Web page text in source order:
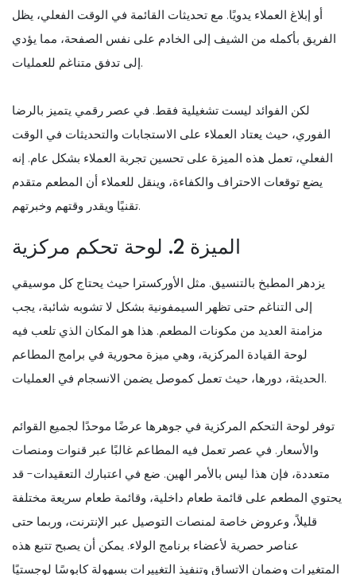
أو إبلاغ العملاء يدويًا. مع تحديثات القائمة في الوقت الفعلي، يظل
الفريق بأكمله من الشيف إلى الخادم على نفس الصفحة، مما يؤدي
إلى تدفق متناغم للعمليات.
لكن الفوائد ليست تشغيلية فقط. في عصر رقمي يتميز بالرضا
الفوري، حيث يعتاد العملاء على الاستجابات والتحديثات في الوقت
الفعلي، تعمل هذه الميزة على تحسين تجربة العملاء بشكل عام. إنه
يضع توقعات الاحتراف والكفاءة، وينقل للعملاء أن المطعم متقدم
تقنيًا ويقدر وقتهم وخبرتهم.
الميزة 2. لوحة تحكم مركزية
يزدهر المطبخ بالتنسيق. مثل الأوركسترا حيث يحتاج كل موسيقي
إلى التناغم حتى تظهر السيمفونية بشكل لا تشوبه شائبة، يجب
مزامنة العديد من مكونات المطعم. هذا هو المكان الذي تلعب فيه
لوحة القيادة المركزية، وهي ميزة محورية في برامج المطاعم
الحديثة، دورها، حيث تعمل كموصل يضمن الانسجام في العمليات.
توفر لوحة التحكم المركزية في جوهرها عرضًا موحدًا لجميع القوائم
والأسعار. في عصر تعمل فيه المطاعم غالبًا عبر قنوات ومنصات
متعددة، فإن هذا ليس بالأمر الهين. ضع في اعتبارك التعقيدات- قد
يحتوي المطعم على قائمة طعام داخلية، وقائمة طعام سريعة مختلفة
قليلاً، وعروض خاصة لمنصات التوصيل عبر الإنترنت، وربما حتى
عناصر حصرية لأعضاء برنامج الولاء. يمكن أن يصبح تتبع هذه
المتغيرات وضمان الاتساق وتنفيذ التغييرات بسهولة كابوسًا لوجستيًا